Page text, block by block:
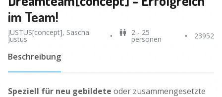
im Team!
JUSTUS[concept], Sascha
Justus
2 - 25
personen 23952
Beschreibung
Speziell für neu gebildete oder zusammengesetzte